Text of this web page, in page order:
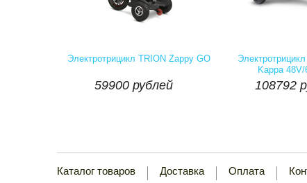
Электротрицикл TRION Zappy GO
59900 рублей
59900 рублей
шт  Купить
Kappa
108792
108792
шт
Каталог товаров Доставка Оплата